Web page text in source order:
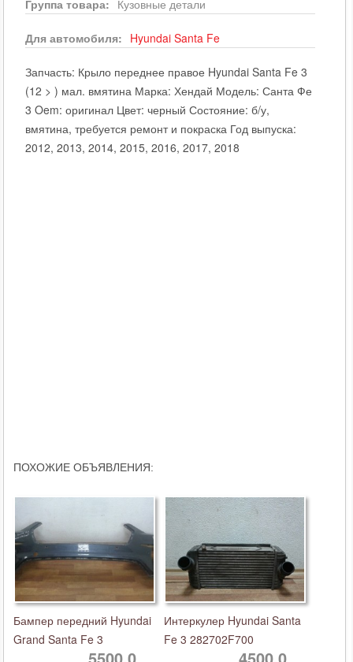
Группа товара: Кузовные детали
Для автомобиля: Hyundai Santa Fe
Запчасть: Крыло переднее правое Hyundai Santa Fe 3
(12 > ) мал. вмятина Марка: Хендай Модель: Санта Фе
3 Oem: оригинал Цвет: черный Состояние: б/у,
вмятина, требуется ремонт и покраска Год выпуска:
2012, 2013, 2014, 2015, 2016, 2017, 2018
ПОХОЖИЕ ОБЪЯВЛЕНИЯ:
Бампер передний Hyundai
Grand Santa Fe 3
Интеркулер Hyundai Santa
Fe 3 282702F700